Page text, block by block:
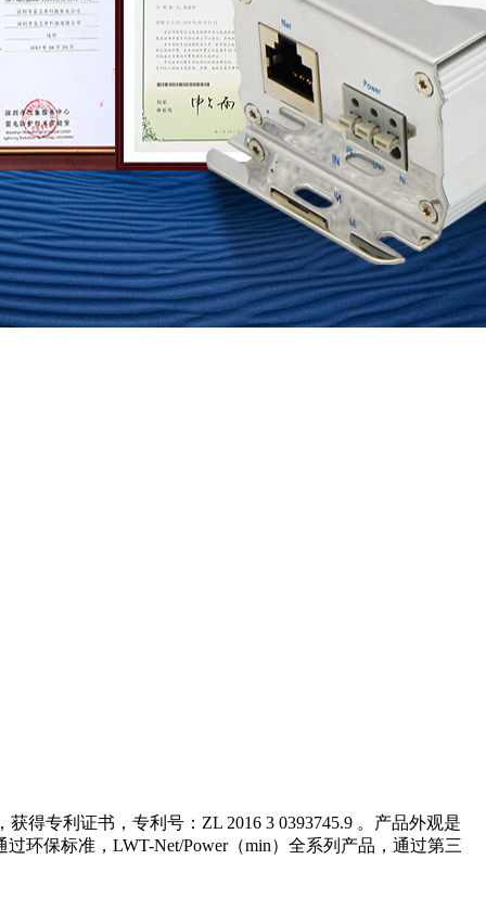
得专利证书，专利号：ZL 2016 3 0393745.9 。产品外观是
环保标准，LWT-Net/Power（min）全系列产品，通过第三